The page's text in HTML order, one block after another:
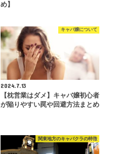
め】
キャバ嬢について
2024.7.13
【枕営業はダメ】キャバ嬢初心者
が陥りやすい罠や回避方法まとめ
関東地方のキャバクラの特徴